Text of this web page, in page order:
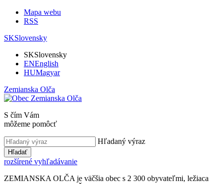
Mapa webu
RSS
SKSlovensky
SKSlovensky
ENEnglish
HUMagyar
Zemianska Olča
S čím Vám
môžeme pomôcť
Hľadaný výraz
Hľadať
rozšírené vyhľadávanie
ZEMIANSKA OLČA je väčšia obec s 2 300 obyvateľmi, ležiaca